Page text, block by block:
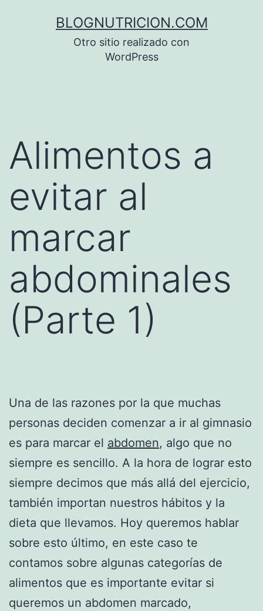
BLOGNUTRICION.COM
Otro sitio realizado con
WordPress
Alimentos a
evitar al
marcar
abdominales
(Parte 1)
Una de las razones por la que muchas
personas deciden comenzar a ir al gimnasio
es para marcar el abdomen, algo que no
siempre es sencillo. A la hora de lograr esto
siempre decimos que más allá del ejercicio,
también importan nuestros hábitos y la
dieta que llevamos. Hoy queremos hablar
sobre esto último, en este caso te
contamos sobre algunas categorías de
alimentos que es importante evitar si
queremos un abdomen marcado,